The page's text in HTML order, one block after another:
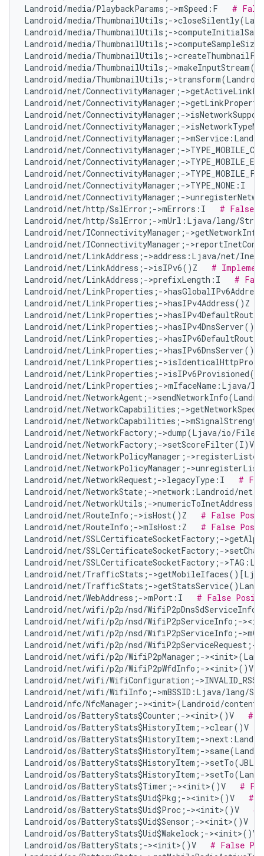
Landroid/media/PlaybackParams;->mSpeed:F #
Landroid/media/ThumbnailUtils;-
Landroid/media/ThumbnailUtils;-
Landroid/media/ThumbnailUtils;-
Landroid/media/ThumbnailUtils;-
Landroid/media/ThumbnailUtils;-
Landroid/media/ThumbnailUtils;-
Landroid/net/ConnectivityManager;-
Landroid/net/ConnectivityManager;-
Landroid/net/ConnectivityManager;-
Landroid/net/ConnectivityManager;-
Landroid/net/ConnectivityManager;-
Landroid/net/ConnectivityManager;-
Landroid/net/ConnectivityManager;-
Landroid/net/ConnectivityManager;-
Landroid/net/ConnectivityManager;->TYPE_NONE:I
Landroid/net/ConnectivityManager;-
Landroid/net/http/SslError;->mErrors:I # False
Landroid/net/http/SslError;->mUrl:Ljava/lang/
Landroid/net/IConnectivityManager;-
Landroid/net/IConnectivityManager;-
Landroid/net/LinkAddress;->address:Ljava/net/
Landroid/net/LinkAddress;->isIPv6()Z #
Landroid/net/LinkAddress;->prefixLength:I #
Landroid/net/LinkProperties;-
Landroid/net/LinkProperties;->hasIPv4Address()Z
Landroid/net/LinkProperties;-
Landroid/net/LinkProperties;-
Landroid/net/LinkProperties;-
Landroid/net/LinkProperties;-
Landroid/net/LinkProperties;-
Landroid/net/LinkProperties;-
Landroid/net/LinkProperties;-
Landroid/net/NetworkAgent;-
Landroid/net/NetworkCapabilities;-
Landroid/net/NetworkCapabilities;-
Landroid/net/NetworkFactory;->dump(Ljava/io/
Landroid/net/NetworkFactory;-
Landroid/net/NetworkPolicyManager;-
Landroid/net/NetworkPolicyManager;-
Landroid/net/NetworkRequest;->legacyType:I #
Landroid/net/NetworkState;->network:Landroid/
Landroid/net/NetworkUtils;-
Landroid/net/RouteInfo;->isHost()Z # False
Landroid/net/RouteInfo;->mIsHost:Z # False
Landroid/net/SSLCertificateSocketFactory;-
Landroid/net/SSLCertificateSocketFactory;-
Landroid/net/SSLCertificateSocketFactory;-
Landroid/net/TrafficStats;-
Landroid/net/TrafficStats;-
Landroid/net/WebAddress;->mPort:I # False
Landroid/net/wifi/p2p/nsd/
Landroid/net/wifi/p2p/nsd/
Landroid/net/wifi/p2p/nsd/WifiP2pServiceInfo;-
Landroid/net/wifi/p2p/nsd/
Landroid/net/wifi/p2p/WifiP2pManager;-
Landroid/net/wifi/p2p/WifiP2pWfdInfo;-
Landroid/net/wifi/WifiConfiguration;-
Landroid/net/wifi/WifiInfo;->mBSSID:Ljava/
Landroid/nfc/NfcManager;-><init>(Landroid/
Landroid/os/BatteryStats$Counter;-><init>()V #
Landroid/os/BatteryStats$HistoryItem;->clear()V
Landroid/os/BatteryStats$HistoryItem;-
Landroid/os/BatteryStats$HistoryItem;-
Landroid/os/BatteryStats$HistoryItem;-
Landroid/os/BatteryStats$HistoryItem;-
Landroid/os/BatteryStats$Timer;-><init>()V #
Landroid/os/BatteryStats$Uid$Pkg;-><init>()V #
Landroid/os/BatteryStats$Uid$Proc;-><init>()V #
Landroid/os/BatteryStats$Uid$Sensor;-><init>()V
Landroid/os/BatteryStats$Uid$Wakelock;-
Landroid/os/BatteryStats;-><init>()V # False